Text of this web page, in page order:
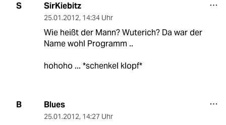
S SirKiebitz
25.01.2012, 14:34 Uhr
Wie heißt der Mann? Wuterich? Da war der
Name wohl Programm ..
hohoho ... *schenkel klopf*
B Blues
25.01.2012, 14:27 Uhr